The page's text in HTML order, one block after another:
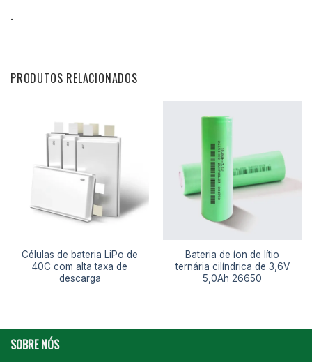
.
PRODUTOS RELACIONADOS
Células de bateria LiPo de
40C com alta taxa de
descarga
Bateria de íon de lítio
ternária cilíndrica de 3,6V
5,0Ah 26650
SOBRE NÓS